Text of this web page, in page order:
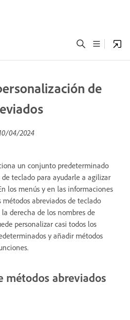
de
10/04/2024
un conjunto predeterminado
teclado para ayudarle a agilizar
los menús y en las informaciones
abreviados de teclado
derecha de los nombres de
personalizar casi todos los
y añadir métodos
métodos abreviados